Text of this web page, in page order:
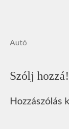
Autó
Szólj hozzá!
Hozzászólás